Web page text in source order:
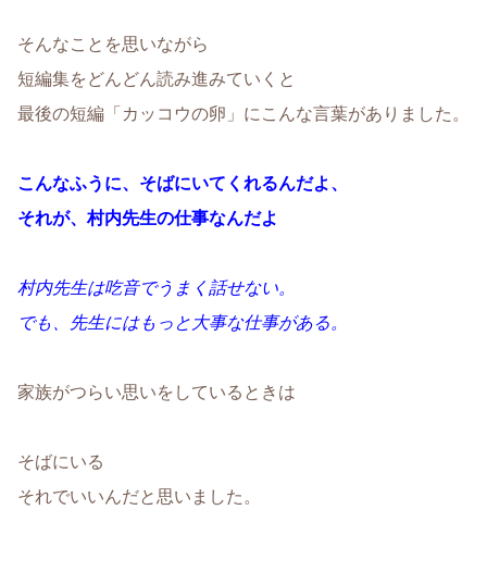
そんなことを思いながら
短編集をどんどん読み進みていくと
最後の短編「カッコウの卵」にこんな言葉がありました。
こんなふうに、そばにいてくれるんだよ、
それが、村内先生の仕事なんだよ
村内先生は吃音でうまく話せない。
でも、先生にはもっと大事な仕事がある。
家族がつらい思いをしているときは
そばにいる
それでいいんだと思いました。